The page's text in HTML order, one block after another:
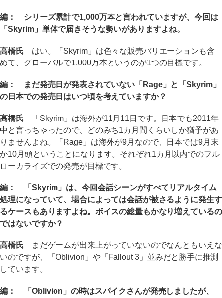
編： シリーズ累計で1,000万本と言われていますが、今回は
「Skyrim」単体で届きそうな勢いがありますよね。
高橋氏 はい。「Skyrim」は色々な販売バリエーションも含
めて、グローバルで1,000万本というのが1つの目標です。
編： まだ発売日が発表されていない「Rage」と「Skyrim」
の日本での発売日はいつ頃を考えていますか？
高橋氏 「Skyrim」は海外が11月11日です。日本でも2011年
中と言っちゃったので、どのみち1カ月間くらいしか猶予があ
りませんよね。「Rage」は海外が9月なので、日本では9月末
か10月頭ということになります。それぞれ1カ月以内でのフル
ローカライズでの発売が目標です。
編： 「Skyrim」は、今回会話シーンがすべてリアルタイム
処理になっていて、場合によっては会話が被さるように発生す
るケースもありますよね。ボイスの総量もかなり増えているの
ではないですか？
高橋氏 まだゲームが出来上がっていないのでなんともいえな
いのですが、「Oblivion」や「Fallout 3」並みだと勝手に推測
しています。
編： 「Oblivion」の時はスパイクさんが発売しましたが、